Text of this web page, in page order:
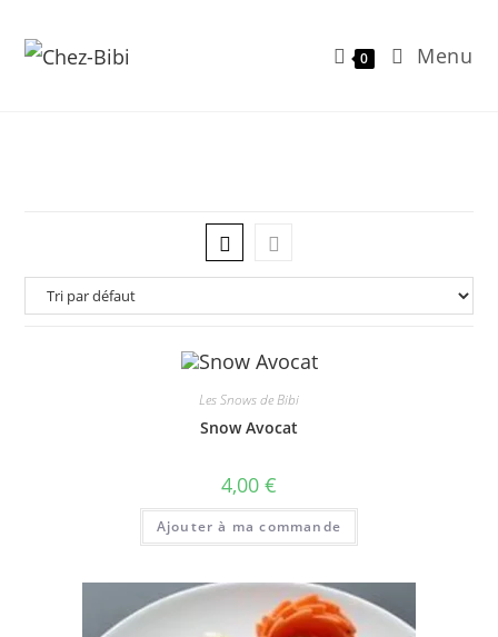
0 Menu
Les Snows de Bibi
Snow Avocat
4,00 €
Ajouter à ma commande